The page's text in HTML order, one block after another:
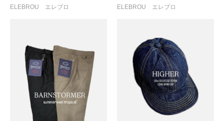
ELEBROU エレブロ ELEBROU エレブロ